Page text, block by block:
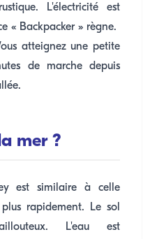
L'électricité est
« Backpacker » règne.
atteignez une petite
de marche depuis
mer ?
est similaire à celle
plus rapidement. Le sol
L'eau est